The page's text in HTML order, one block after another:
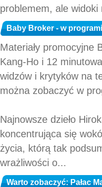
problemem, ale widoki
Baby Broker - w
Materiały
Kang-Ho i 12
widzów i krytyków na
można zobaczyć w
Najnowsze dzieło
koncentrująca się
życia, którą tak
wrażliwości o...
Warto zobaczyć: Pałac